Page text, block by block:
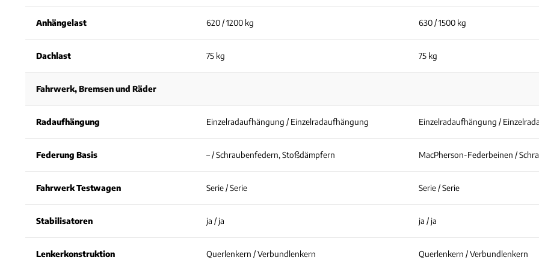
Anhängelast 620 / 1200 kg 630 / 1500 kg
Dachlast 75 kg 75 kg
Fahrwerk, Bremsen und Räder
Radaufhängung Einzelradaufhängung / Einzelradaufhängung Einzelradaufhängung /
Federung Basis – / Schraubenfedern, Stoßdämpfern MacPherson-Federbeinen /
Fahrwerk Testwagen Serie / Serie Serie / Serie
Stabilisatoren ja / ja ja / ja
Lenkerkonstruktion Querlenkern / Verbundlenkern Querlenkern / Verbundlenkern